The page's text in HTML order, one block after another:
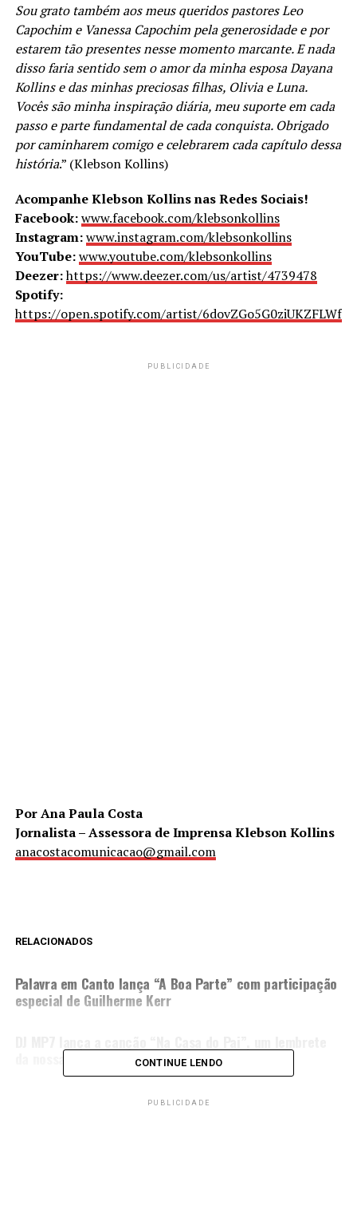
Sou grato também aos meus queridos pastores Leo
Capochim e Vanessa Capochim pela generosidade e por
estarem tão presentes nesse momento marcante. E nada
disso faria sentido sem o amor da minha esposa Dayana
Kollins e das minhas preciosas filhas, Olivia e Luna.
Vocês são minha inspiração diária, meu suporte em cada
passo e parte fundamental de cada conquista. Obrigado
por caminharem comigo e celebrarem cada capítulo dessa
história.” (Klebson Kollins)
Acompanhe Klebson Kollins nas Redes Sociais!
Facebook:www.facebook.com/klebsonkollins
Instagram:www.instagram.com/klebsonkollins
YouTube:www.youtube.com/klebsonkollins
Deezer:https://www.deezer.com/us/artist/4739478
Spotify:
https://open.spotify.com/artist/
PUBLICIDADE
Por Ana Paula Costa
Jornalista – Assessora de Imprensa Klebson Kollins
anacostacomunicacao@gmail.com
RELACIONADOS
Palavra em Canto lança “A Boa Parte” com participação
especial de Guilherme Kerr
da nossa adoção
CONTINUE LENDO
PUBLICIDADE